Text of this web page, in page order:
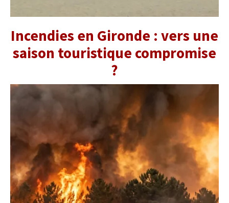
Incendies en Gironde : vers une
saison touristique compromise
?